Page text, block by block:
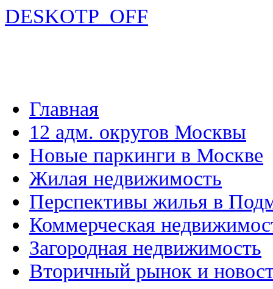
DESKOTP_OFF
Главная
12 адм. округов Москвы
Новые паркинги в Москве
Жилая недвижимость
Перспективы жилья в
Коммерческая
Загородная недвижимость
Вторичный рынок и